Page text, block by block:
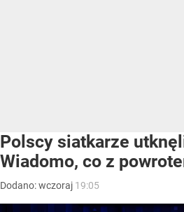
Polscy siatkarze
Wiadomo, co z
Dodano:wczoraj 19:05